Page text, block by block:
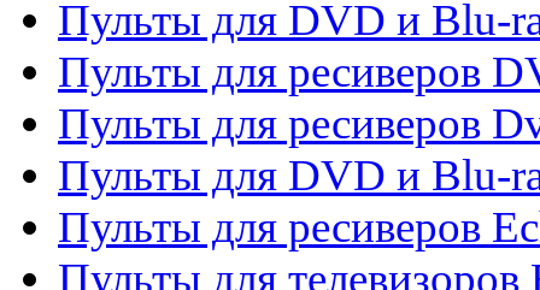
Пульты для DVD и Blu-
Пульты для ресиверов
Пульты для ресиверов
Пульты для DVD и Blu-
Пульты для ресиверов
Пульты для телевизоров